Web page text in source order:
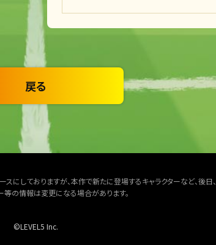
戻る
スにしておりますが、本作で新たに登場するキャラクターなど、後
の情報は変更になる場合があります。
©LEVEL5 Inc.